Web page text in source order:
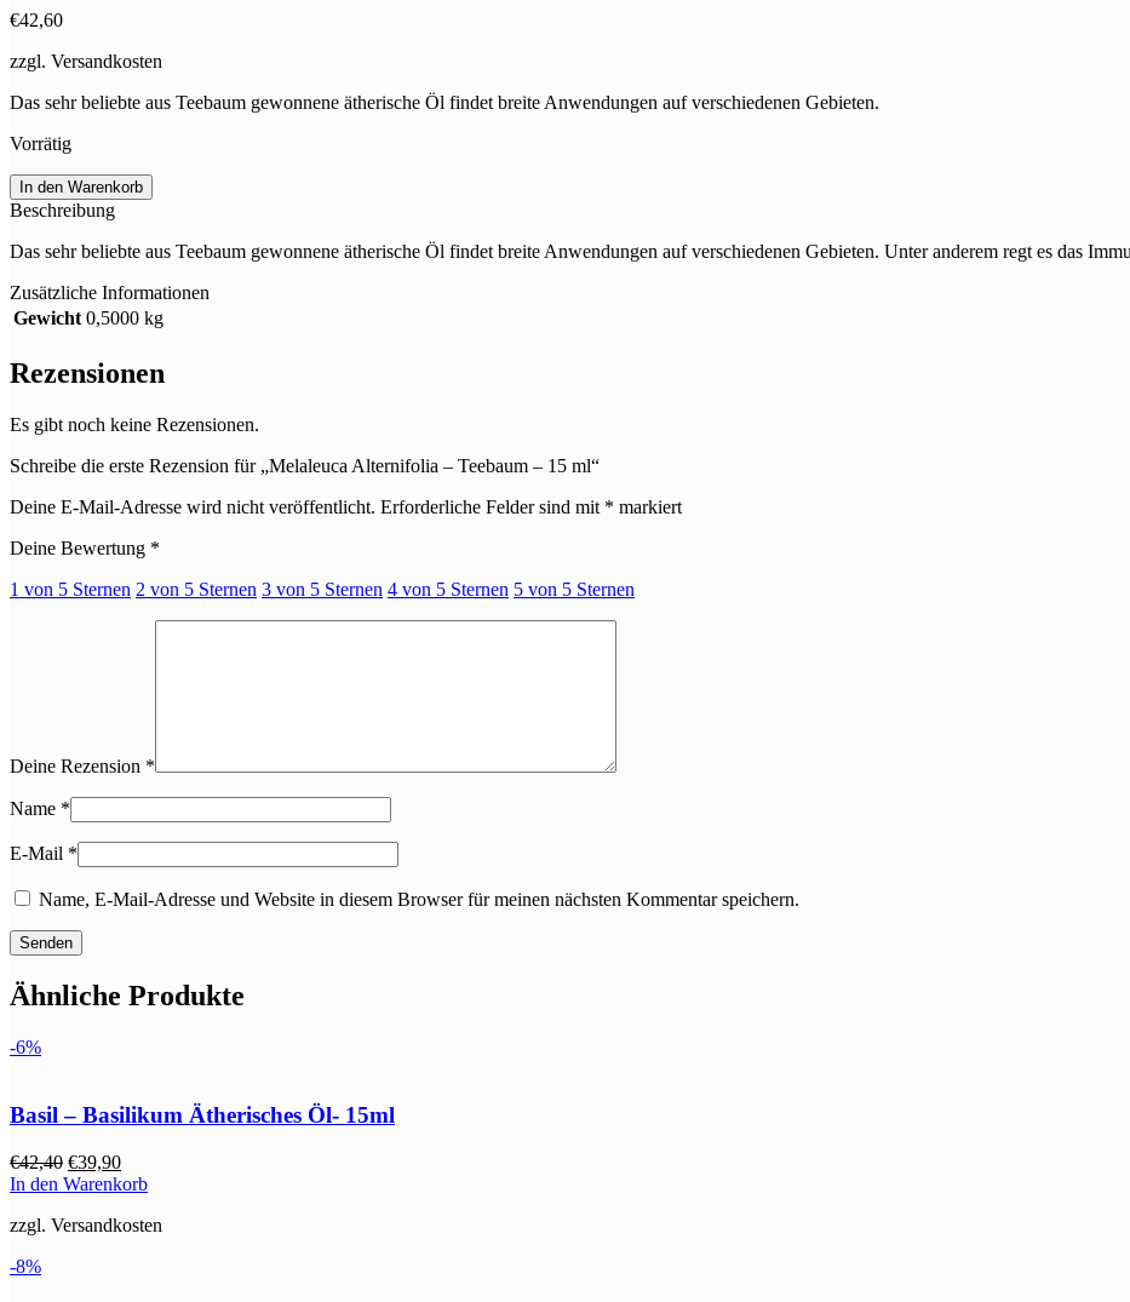
€42,60
zzgl. Versandkosten
Das sehr beliebte aus Teebaum gewonnene ätherische Öl findet breite Anwendungen auf verschiedenen Gebieten.
Vorrätig
Melaleuca
Alternifolia
Teebaum
15
ml
In den Warenkorb
Beschreibung
Das sehr beliebte aus Teebaum gewonnene ätherische Öl findet breite Anwendungen auf verschiedenen Gebieten. Unter anderem regt es das
Zusätzliche Informationen
Gewicht 0,5000 kg
Rezensionen
Es gibt noch keine Rezensionen.
Schreibe die erste Rezension für „Melaleuca Alternifolia – Teebaum – 15 ml“
Deine E-Mail-Adresse wird nicht veröffentlicht. Erforderliche Felder sind mit * markiert
Deine Bewertung *
1 von 5 Sternen 2 von 5 Sternen 3 von 5 Sternen 4 von 5 Sternen 5 von 5 Sternen
Deine Rezension *
Name *
E-Mail *
Name, E-Mail-Adresse und Website in diesem Browser für meinen nächsten Kommentar speichern.
Ähnliche Produkte
-6%
Basil – Basilikum Ätherisches Öl- 15ml
€42,40 Ursprünglicher
Preis
€42,40
€39,90Aktueller
Preis
€39,90.
In den Warenkorb
zzgl. Versandkosten
-8%